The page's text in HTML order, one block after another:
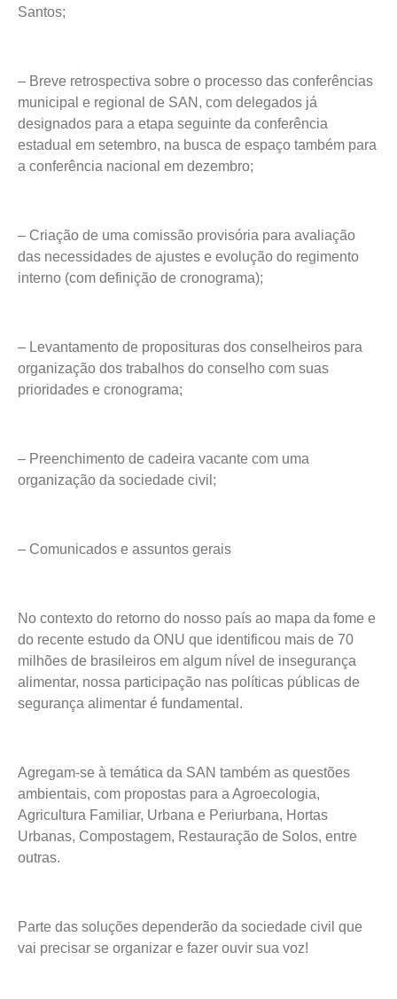
Santos;
– Breve retrospectiva sobre o processo das conferências
municipal e regional de SAN, com delegados já
designados para a etapa seguinte da conferência
estadual em setembro, na busca de espaço também para
a conferência nacional em dezembro;
– Criação de uma comissão provisória para avaliação
das necessidades de ajustes e evolução do regimento
interno (com definição de cronograma);
– Levantamento de proposituras dos conselheiros para
organização dos trabalhos do conselho com suas
prioridades e cronograma;
– Preenchimento de cadeira vacante com uma
organização da sociedade civil;
– Comunicados e assuntos gerais
No contexto do retorno do nosso país ao mapa da fome e
do recente estudo da ONU que identificou mais de 70
milhões de brasileiros em algum nível de insegurança
alimentar, nossa participação nas políticas públicas de
segurança alimentar é fundamental.
Agregam-se à temática da SAN também as questões
ambientais, com propostas para a Agroecologia,
Agricultura Familiar, Urbana e Periurbana, Hortas
Urbanas, Compostagem, Restauração de Solos, entre
outras.
Parte das soluções dependerão da sociedade civil que
vai precisar se organizar e fazer ouvir sua voz!